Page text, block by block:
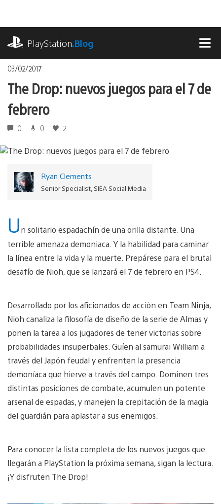
contenido
PlayStation.Blog
03/02/2017
The Drop: nuevos juegos para el 7 de
febrero
0 0 2
Ryan Clements
Senior Specialist, SIEA Social Media
Un solitario espadachín de una orilla distante. Una
terrible amenaza demoniaca. Y la habilidad para caminar
la línea entre la vida y la muerte. Prepárese para el brutal
desafío de Nioh, que se lanzará el 7 de febrero en PS4.
Desarrollado por los aficionados de acción en Team Ninja,
Nioh canaliza la filosofía de diseño de la serie de Almas y
ponen la tarea a los jugadores de tener victorias sobre
probabilidades insuperbales. Guíen al samurai William a
través del Japón feudal y enfrenten la presencia
demoníaca que hierve a través del campo. Dominen tres
distintas posiciones de combate, acumulen un potente
arsenal de espadas, y manejen la crepitación de la magia
del guardián para aplastar a sus enemigos.
Para conocer la lista completa de los nuevos juegos que
llegarán a PlayStation la próxima semana, sigan la lectura.
¡Y disfruten The Drop!